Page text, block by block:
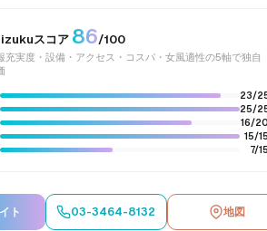
スコア 86/100
充実度・設備・アクセス・コスパ・女風適性の5軸で独自
23/
25/
16/20
15/15
7/15
ト 03-3464-8132 地図